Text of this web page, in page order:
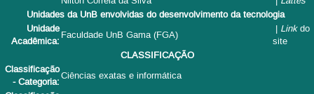
Unidades da UnB envolvidas do desenvolvimento da tecnologia
Unidade
Acadêmica:
Faculdade UnB Gama (FGA)
| Linkdo
site
CLASSIFICAÇÃO
Classificação
- Categoria:
Ciências exatas e informática